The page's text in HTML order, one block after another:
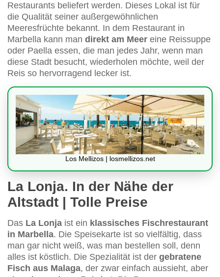
Restaurants beliefert werden. Dieses Lokal ist für
die Qualität seiner außergewöhnlichen
Meeresfrüchte bekannt. In dem Restaurant in
Marbella kann man direkt am Meer eine Reissuppe
oder Paella essen, die man jedes Jahr, wenn man
diese Stadt besucht, wiederholen möchte, weil der
Reis so hervorragend lecker ist.
Los Mellizos | losmellizos.net
La Lonja. In der Nähe der
Altstadt | Tolle Preise
Das La Lonja ist ein klassisches Fischrestaurant
in Marbella. Die Speisekarte ist so vielfältig, dass
man gar nicht weiß, was man bestellen soll, denn
alles ist köstlich. Die Spezialität ist der gebratene
Fisch aus Malaga, der zwar einfach aussieht, aber